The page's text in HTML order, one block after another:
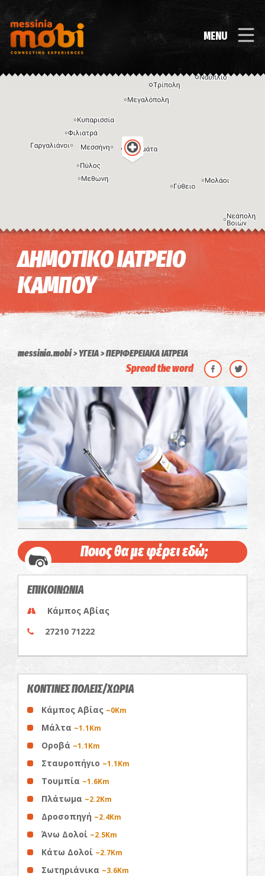
MENU
Η εικόνα ενδέχεται να υπόκειται σε πνευματικά δικαιώματα Όροι
ΔΗΜΟΤΙΚΟ ΙΑΤΡΕΙΟ
ΚΑΜΠΟΥ
messinia.mobi ΥΓΕΙΑ ΠΕΡΙΦΕΡΕΙΑΚΑ ΙΑΤΡΕΙΑ
Spread the word
Ποιος θα με φέρει εδώ;
ΕΠΙΚΟΙΝΩΝΙΑ
Κάμπος Αβίας
27210 71222
ΚΟΝΤΙΝΕΣ ΠΟΛΕΙΣ/ΧΩΡΙΑ
Κάμπος Αβίας ~0Km
Μάλτα ~1.1Km
Οροβά ~1.1Km
Σταυροπήγιο ~1.1Km
Τουμπία ~1.6Km
Πλάτωμα ~2.2Km
Δροσοπηγή ~2.4Km
Άνω Δολοί ~2.5Km
Κάτω Δολοί ~2.7Km
Σωτηριάνικα ~3.6Km